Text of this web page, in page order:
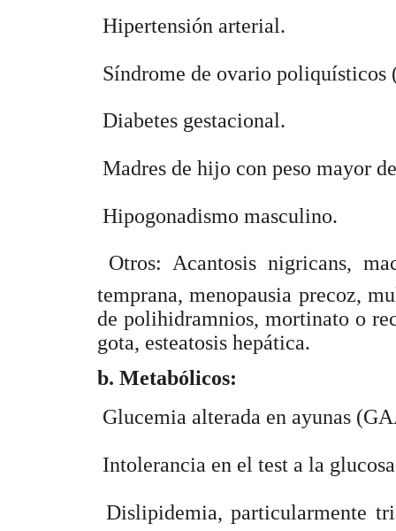
 Hipertensión arterial.
 Síndrome de ovario poliquísticos
 Diabetes gestacional.
 Madres de hijo con peso mayor
 Hipogonadismo masculino.
 Otros: Acantosis nigricans,
temprana, menopausia precoz,
de polihidramnios, mortinato o
gota, esteatosis hepática.
b. Metabólicos:
 Glucemia alterada en ayunas
 Intolerancia en el test a la
 Dislipidemia, particularmente